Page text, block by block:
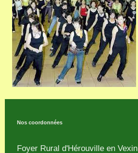
Nos coordonnées
Foyer Rural d'Hérouville en Vexin